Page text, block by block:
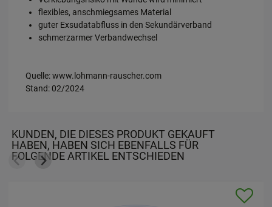
werden.
flexibles, anschmiegsames Material
guter Exsudatabfluss in den Sekundärverband
schmerzarmer Verbandwechsel
Quelle: www.lohmann-rauscher.com
Stand: 02/2024
KUNDEN, DIE DIESES PRODUKT GEKAUFT
HABEN, HABEN SICH EBENFALLS FÜR
FOLGENDE ARTIKEL ENTSCHIEDEN